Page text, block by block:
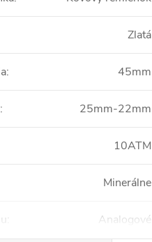
Zlatá
: 45mm
: 25mm-22mm
10ATM
Minerálne
: Analogové